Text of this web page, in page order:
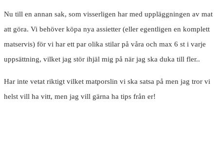
Nu till en annan sak, som visserligen har med uppläggningen av mat
att göra. Vi behöver köpa nya assietter (eller egentligen en komplett
matservis) för vi har ett par olika stilar på våra och max 6 st i varje
uppsättning, vilket jag stör ihjäl mig på när jag ska duka till fler..
Har inte vetat riktigt vilket matporslin vi ska satsa på men jag tror vi
helst vill ha vitt, men jag vill gärna ha tips från er!